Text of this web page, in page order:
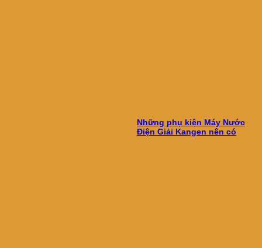
Những phụ kiện Máy Nước
Điện Giải Kangen nên có